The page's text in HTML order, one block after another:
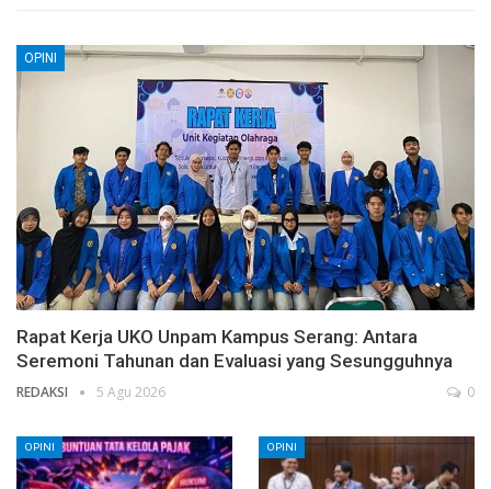
OPINI
Rapat Kerja UKO Unpam Kampus Serang: Antara
Seremoni Tahunan dan Evaluasi yang Sesungguhnya
REDAKSI 5 Agu 2026 0
OPINI OPINI